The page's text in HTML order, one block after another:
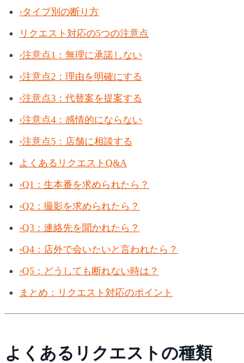
›タイプ別の断り方
リクエスト対応の5つの注意点
›注意点1：無理に承諾しない
›注意点2：理由を明確にする
›注意点3：代替案を提案する
›注意点4：感情的にならない
›注意点5：店舗に相談する
よくあるリクエストQ&A
›Q1：生本番を求められたら？
›Q2：撮影を求められたら？
›Q3：連絡先を聞かれたら？
›Q4：店外で会いたいと言われたら？
›Q5：どうしても断れない時は？
まとめ：リクエスト対応のポイント
よくあるリクエストの種類